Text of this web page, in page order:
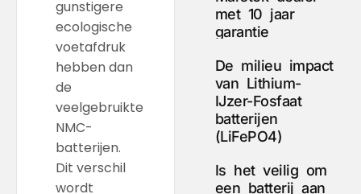
gunstigere
ecologische
voetafdruk
hebben dan
de
veelgebruikte
NMC-
batterijen.
Dit verschil
wordt
met 10 jaar
garantie
De milieu impact
van Lithium-
IJzer-Fosfaat
batterijen
(LiFePO4)
Is het veilig om
een batterij aan